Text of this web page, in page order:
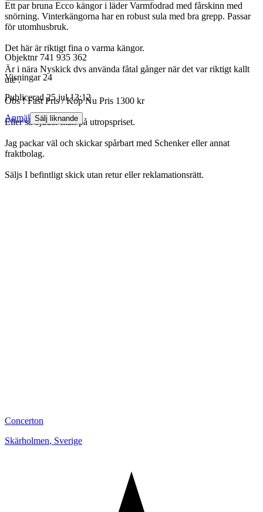
Ett par bruna Ecco kängor i läder Varmfodrad med fårskinn med
snörning. Vinterkängorna har en robust sula med bra grepp. Passar
för utomhusbruk.
Det här är riktigt fina o varma kängor.
Är i nära Nyskick dvs använda fåtal gånger när det var riktigt kallt
ute .
Obs ! Fast Pris / Köp Nu Pris 1300 kr
Eller så bjuder man på utropspriset.
Jag packar väl och skickar spårbart med Schenker eller annat
fraktbolag.
Säljs I befintligt skick utan retur eller reklamationsrätt.
Objektnr 741 935 362
Visningar 24
Publicerad 25 jul 13:12
Anmäl Sälj liknande
Concerton
Skärholmen, Sverige